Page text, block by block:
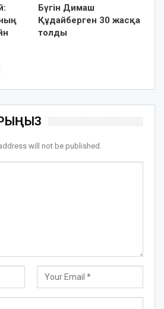
Бүгін Димаш
Құдайберген 30 жасқа
толды
will not be published.